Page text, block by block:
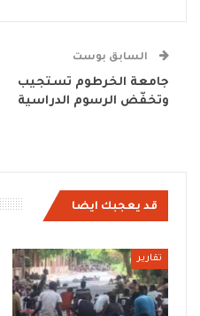
السابق بوست
جامعة الخرطوم تستجيب
وتخفّض الرسوم الدراسية
قد يعجبك ايضا
تقارير